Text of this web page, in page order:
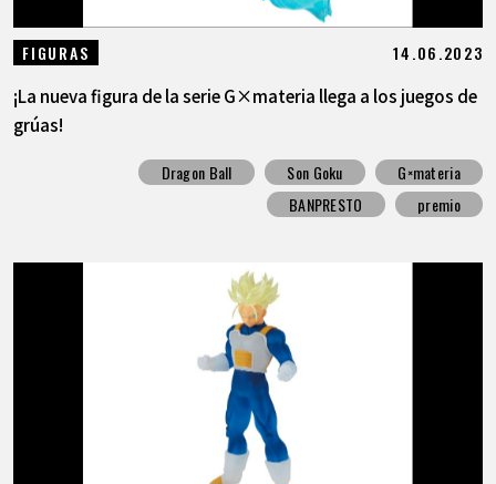
FIGURAS 14.06.2023
¡La nueva figura de la serie G×materia llega a los juegos de
grúas!
Dragon Ball Son Goku
G×materia
BANPRESTO
premio